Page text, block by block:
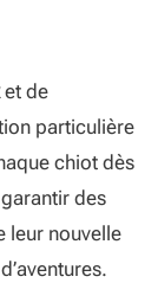
et de
particulière
chiot dès
des
leur nouvelle